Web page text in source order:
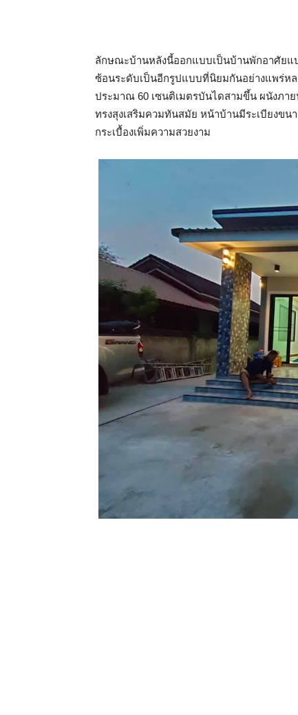
ลักษณะบ้านหลังนี้ออกแบบเป็นบ้านพักอาศัยแ
ซ้อนระดับเป็นอีกรูปแบบที่นิยมกันอย่างแพร่ห
ประมาณ 60 เซนติเมตรบันไดสามขึ้น ผนังภา
ทรงสุงเสริมควมทันสมัย หน้าบ้านมีระเบียงขน
กระเบื้องเพิ่มความสวยงาม